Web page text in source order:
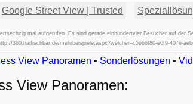
Google Street View | Trusted
mal aufgerufen. Es sind gerade einhundertvier Besucher auf der
360.haifischbar.de/mehrbeispiele.aspx?welcher=c5666f80-e6f9-407e-
Beispiele
Exemples
View Panoramen • Sonderlösungen •
View Panoramen: